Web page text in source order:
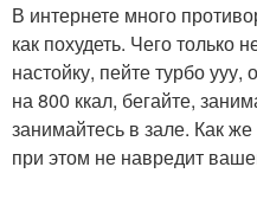
В интернете много
как похудеть. Чего только
настойку, пейте турбо
на 800 ккал, бегайте,
занимайтесь в зале. Как
при этом не навредит